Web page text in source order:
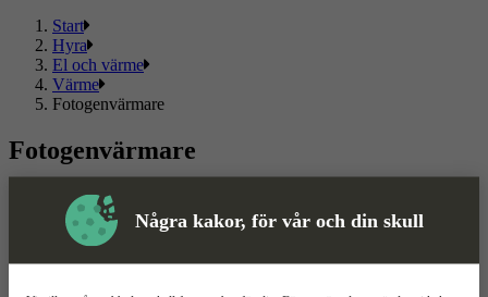
Några kakor, för vår och din skull
Start
Hyra
El och värme
Värme
Fotogenvärmare
Fotogenvärmare
Välj mellan flera olika fotogenvärmare i kända märken. Här hittar du
ett sortiment som passar både privat och proffs.